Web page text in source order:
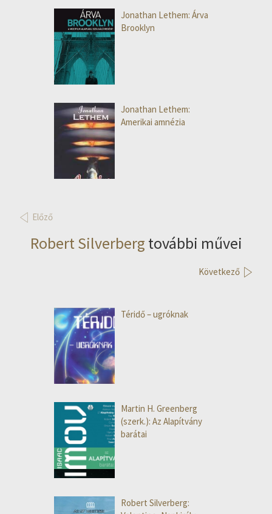
Jonathan Lethem: Árva
Brooklyn
Jonathan Lethem:
Amerikai amnézia
Előző
Robert Silverberg további művei
Következő
Téridő – ugróknak
Martin H. Greenberg
(szerk.): Az Alapítvány
barátai
Robert Silverberg: